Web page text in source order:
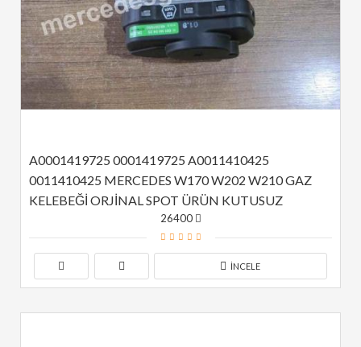
A0001419725 0001419725 A0011410425
0011410425 MERCEDES W170 W202 W210 GAZ
KELEBEĞİ ORJİNAL SPOT ÜRÜN KUTUSUZ
26400
İNCELE